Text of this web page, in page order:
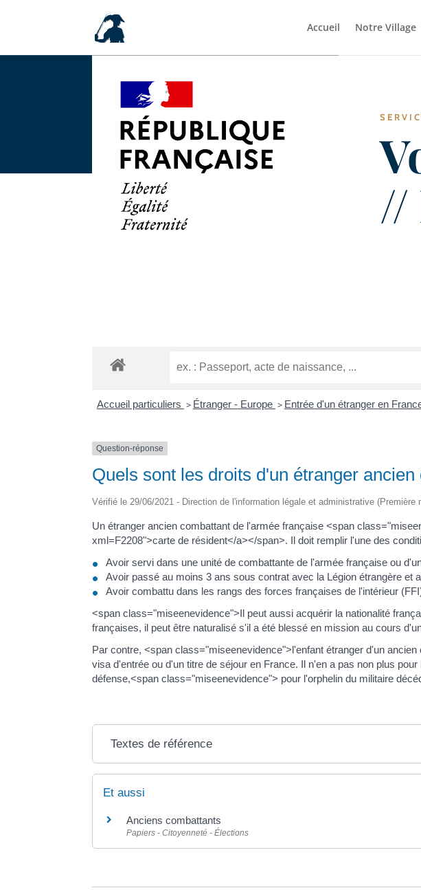
Accueil Notre Village
Accueil particuliers > Étranger - Europe > Entrée d'un étranger en
Question-réponse
Quels sont les droits d'un étranger
Vérifié le 29/06/2021 - Direction de l'information légale et administrative (Première
Un étranger ancien combattant de l'armée française <span
xml=F2208">carte de résident</a></span>. Il doit remplir l'une des
Avoir servi dans une unité de combattante de l'armée française ou
Avoir passé au moins 3 ans sous contrat avec la Légion étrangère et
Avoir combattu dans les rangs des forces françaises de l'intérieur
<span class="miseenevidence">Il peut aussi acquérir la nationalité
françaises, il peut être naturalisé s'il a été blessé en mission au cours
Par contre, <span class="miseenevidence">l'enfant étranger d'un
visa d'entrée ou d'un titre de séjour en France. Il n'en a pas non plus
défense,<span class="miseenevidence"> pour l'orphelin du militaire
Textes de référence
Et aussi
Anciens combattants
Papiers - Citoyenneté - Élections